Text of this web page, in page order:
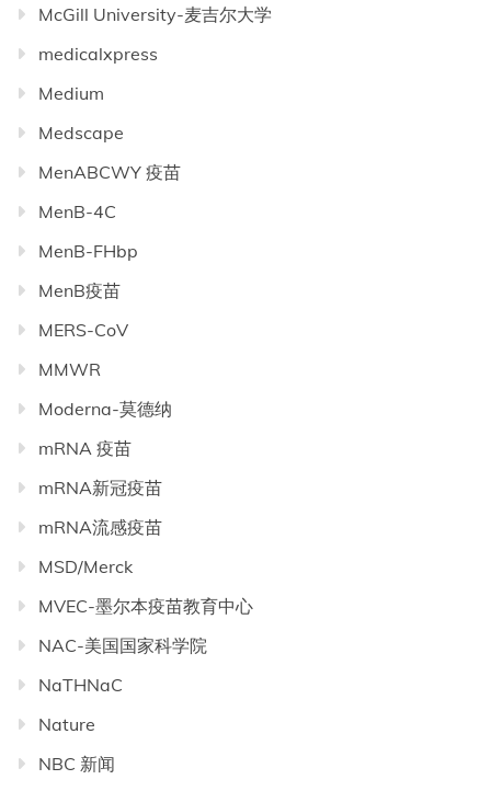
McGill University-麦吉尔大学
medicalxpress
Medium
Medscape
MenABCWY 疫苗
MenB-4C
MenB-FHbp
MenB疫苗
MERS-CoV
MMWR
Moderna-莫德纳
mRNA 疫苗
mRNA新冠疫苗
mRNA流感疫苗
MSD/Merck
MVEC-墨尔本疫苗教育中心
NAC-美国国家科学院
NaTHNaC
Nature
NBC 新闻